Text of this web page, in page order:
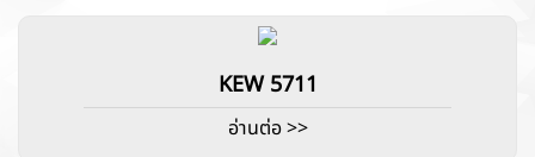
KEW 5711
อ่านต่อ >>